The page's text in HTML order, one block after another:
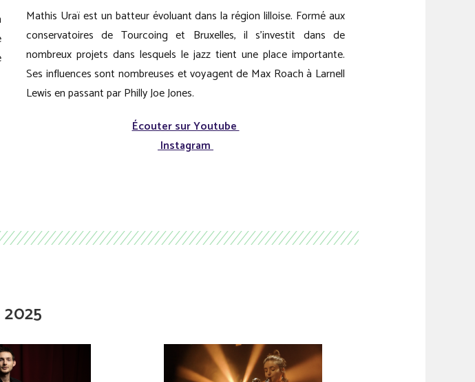
Mathis Uraï est un batteur évoluant dans la région lilloise. Formé aux
conservatoires de Tourcoing et Bruxelles, il s’investit dans de
nombreux projets dans lesquels le jazz tient une place importante.
Ses influences sont nombreuses et voyagent de Max Roach à Larnell
Lewis en passant par Philly Joe Jones.
Écouter sur Youtube
Instagram